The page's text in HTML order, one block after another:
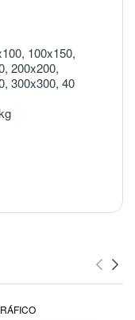
100x150,
200x200,
300x300, 40